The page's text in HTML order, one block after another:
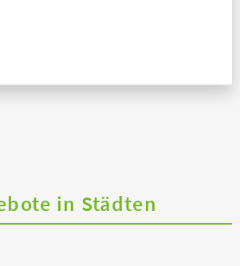
in Städten